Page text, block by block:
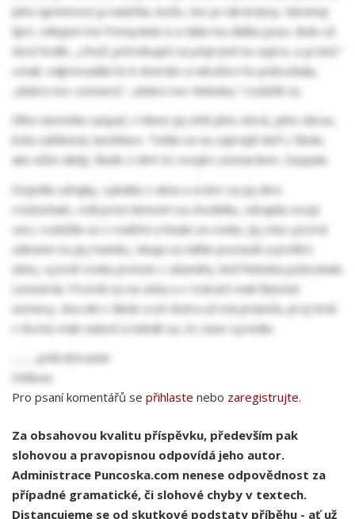
Jeho úprimnosť ju nadchla, bože, ten je tak krásny. Nevinný
šprt, milujem ho! Pomyslela si a dala mu ďalšiu pusu. Bolo už
dosť hodín, „choď, potrebuješ sa pripraviť na zajtra, a ja tiež,“
vstali, odprevadila ho k dverám a náruživo ho pobozkala,
„dobrú noc Leonard,“ „dobrú noc Rebeka,“ rozlúčili sa.
Dlho nemohla zaspať, v hlave jej vírili jeho slová, jeho obraz,
bola zaľúbená, bezhlavo. Tešila sa na zajtrajší deň v škole,
ako ešte nikdy. Bude s ním! So svojim Leonardom. Zaspala.
Dojedla raňajky, vykukla z okna a srdce sa jej divo
rozbúchalo, stál pred domom na chodníku, zdrapila svoje
veci, rozlúčila sa s rodičmi a hnala sa vonku. Jej otec pozrel
udivene na jej mamku, obaja sa náhle postavili a prešli k
oknu, vyzreli vonku presne v okamihu, keď Rebeka pobozkala
Leonarda. Pozreli sa na seba a v tvárach mali šťastné
úsmevy, dva dni v škole a ich dcéra už má priateľa, prvý krát
v živote mali radosť a nebáli sa, čo zase vyvedie.
...........pokračovanie
Delluxe.
Pro psaní komentářů se přihlaste nebo zaregistrujte.
Za obsahovou kvalitu příspěvku, především pak
slohovou a pravopisnou odpovídá jeho autor.
Administrace Puncoska.com nenese odpovědnost za
případné gramatické, či slohové chyby v textech.
Distancujeme se od skutkové podstaty příběhu - ať už